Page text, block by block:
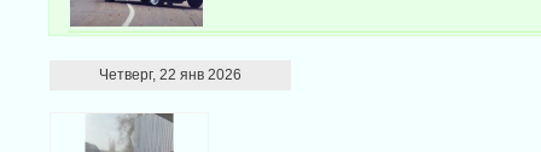
Четверг, 22 янв 2026